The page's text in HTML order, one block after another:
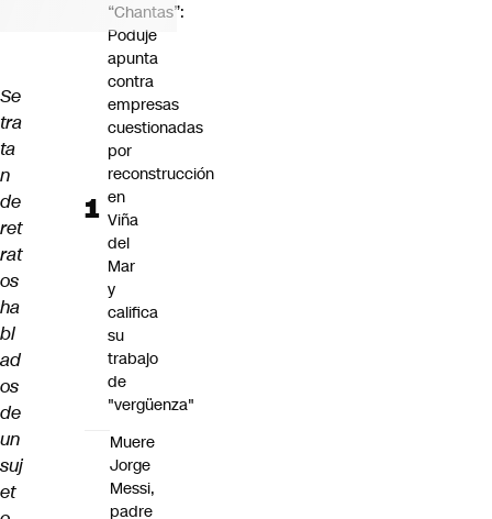
Se
tra
ta
n
de
ret
rat
os
ha
bl
ad
os
de
un
suj
et
“Chantas”:
Poduje
apunta
contra
empresas
cuestionadas
por
reconstrucción
en
Viña
del
Mar
y
califica
su
trabajo
de
"vergüenza"
Muere
Jorge
Messi,
padre